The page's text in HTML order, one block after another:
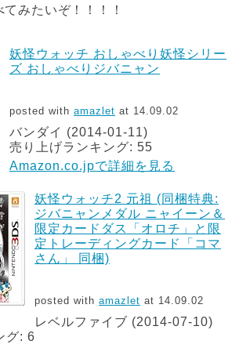
みたいぞ！！！！
妖怪ウォッチ おしゃべり妖怪シリー
ズ おしゃべりジバニャン
posted with amazlet at 14.09.02
バンダイ (2014-01-11)
売り上げランキング: 55
Amazon.co.jpで詳細を見る
妖怪ウォッチ2 元祖 (同梱特典:
ジバニャンメダル ニャイーン＆
限定カードダス「オロチ」と限
定トレーディングカード「コマ
さん」 同梱)
posted with amazlet at 14.09.02
レベルファイブ (2014-07-10)
グ: 6